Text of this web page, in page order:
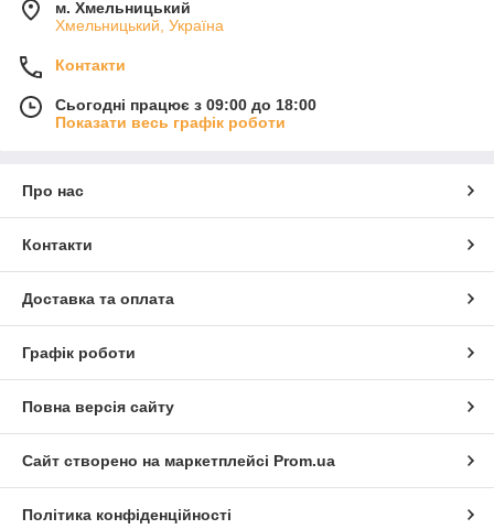
м. Хмельницький
Хмельницький, Україна
Контакти
Сьогодні працює з 09:00 до 18:00
Показати весь графік роботи
Про нас
Контакти
Доставка та оплата
Графік роботи
Повна версія сайту
Сайт створено на маркетплейсі Prom.ua
Політика конфіденційності